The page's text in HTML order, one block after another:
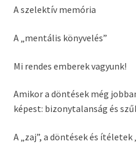
A szelektív memória
A „mentális könyvelés”
Mi rendes emberek vagyunk!
Amikor a döntések még
képest: bizonytalanság és
A „zaj”, a döntések és